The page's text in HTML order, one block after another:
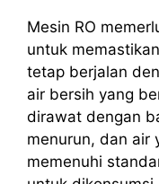
Mesin RO
untuk
tetap berjalan
air bersih yang
dirawat dengan
menurun, dan air
memenuhi